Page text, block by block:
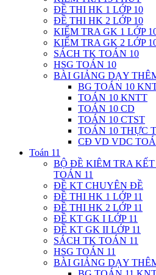
ĐỀ THI HK 1 LỚP 10
ĐỀ THI HK 2 LỚP 10
KIỂM TRA GK 1 LỚP
KIỂM TRA GK 2 LỚP
SÁCH TK TOÁN 10
HSG TOÁN 10
BÀI GIẢNG DẠY
BG TOÁN 10
TOÁN 10 KNTT
TOÁN 10 CD
TOÁN 10 CTST
TOÁN 10 THỰC
CĐ VD VDC
Toán 11
BỘ ĐỀ KIÊM TRA
TOÁN 11
ĐỀ KT CHUYÊN ĐỀ
ĐỀ THI HK 1 LỚP 11
ĐỀ THI HK 2 LỚP 11
ĐỀ KT GK I LỚP 11
ĐỀ KT GK II LỚP 11
SÁCH TK TOÁN 11
HSG TOÁN 11
BÀI GIẢNG DẠY